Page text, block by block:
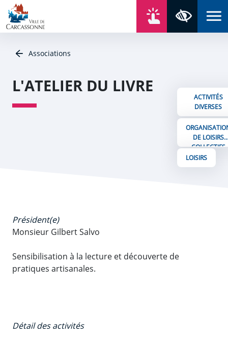
Aller au contenu
Aller au menu
Aller au plan du site
Aller à la recherche
Associations
L'ATELIER DU LIVRE
ACTIVITÉS
DIVERSES
DE LOISIRS
COLLECTIFS
LOISIRS
Président(e)
Monsieur Gilbert Salvo
Sensibilisation à la lecture et découverte de
pratiques artisanales.
Détail des activités
Panneau de gestion des cookies